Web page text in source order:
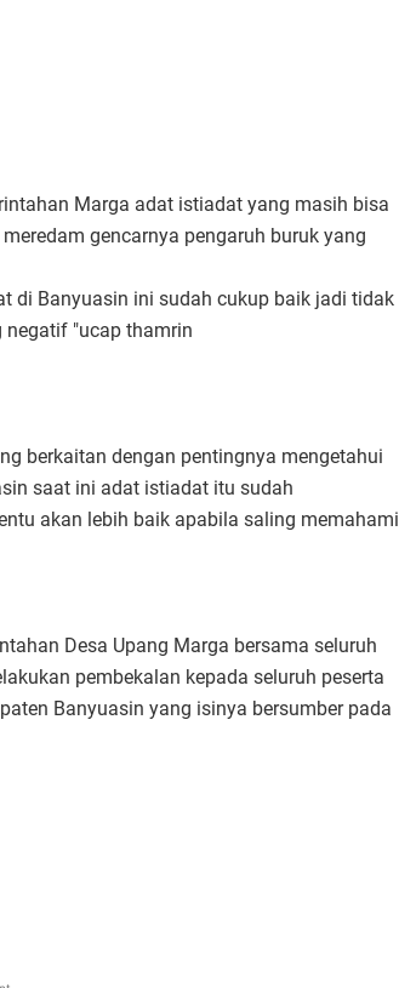
Marga adat istiadat yang masih bisa
gencarnya pengaruh buruk yang
di Banyuasin ini sudah cukup baik jadi tidak
negatif "ucap thamrin
berkaitan dengan pentingnya mengetahui
saat ini adat istiadat itu sudah
akan lebih baik apabila saling memahami
Desa Upang Marga bersama seluruh
pembekalan kepada seluruh peserta
Banyuasin yang isinya bersumber pada